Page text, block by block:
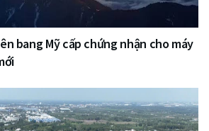
bang Mỹ cấp chứng nhận cho máy